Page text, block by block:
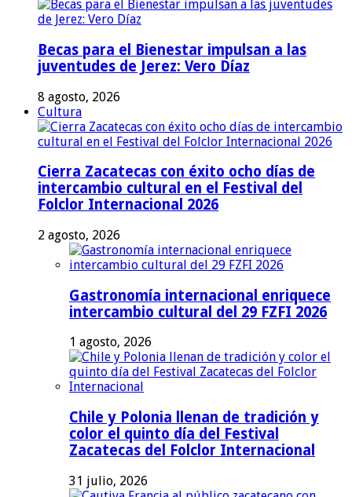
Becas para el Bienestar impulsan a las
juventudes de Jerez: Vero Díaz
8 agosto, 2026
Cultura
Cierra Zacatecas con éxito ocho días de
intercambio cultural en el Festival del
Folclor Internacional 2026
2 agosto, 2026
Gastronomía internacional enriquece
intercambio cultural del 29 FZFI 2026
1 agosto, 2026
Chile y Polonia llenan de tradición y
color el quinto día del Festival
Zacatecas del Folclor Internacional
31 julio, 2026